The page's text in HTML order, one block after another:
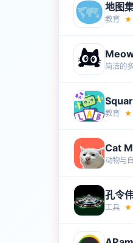
地图
教育 ★
简洁的
教育 ★
Cat
动物与
孔令
工具 ★